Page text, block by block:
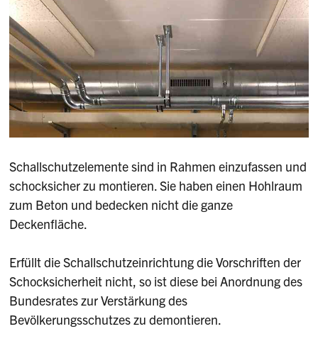
Schallschutzelemente sind in Rahmen einzufassen und
schocksicher zu montieren. Sie haben einen Hohlraum
zum Beton und bedecken nicht die ganze
Deckenfläche.
Erfüllt die Schallschutzeinrichtung die Vorschriften der
Schocksicherheit nicht, so ist diese bei Anordnung des
Bundesrates zur Verstärkung des
Bevölkerungsschutzes zu demontieren.